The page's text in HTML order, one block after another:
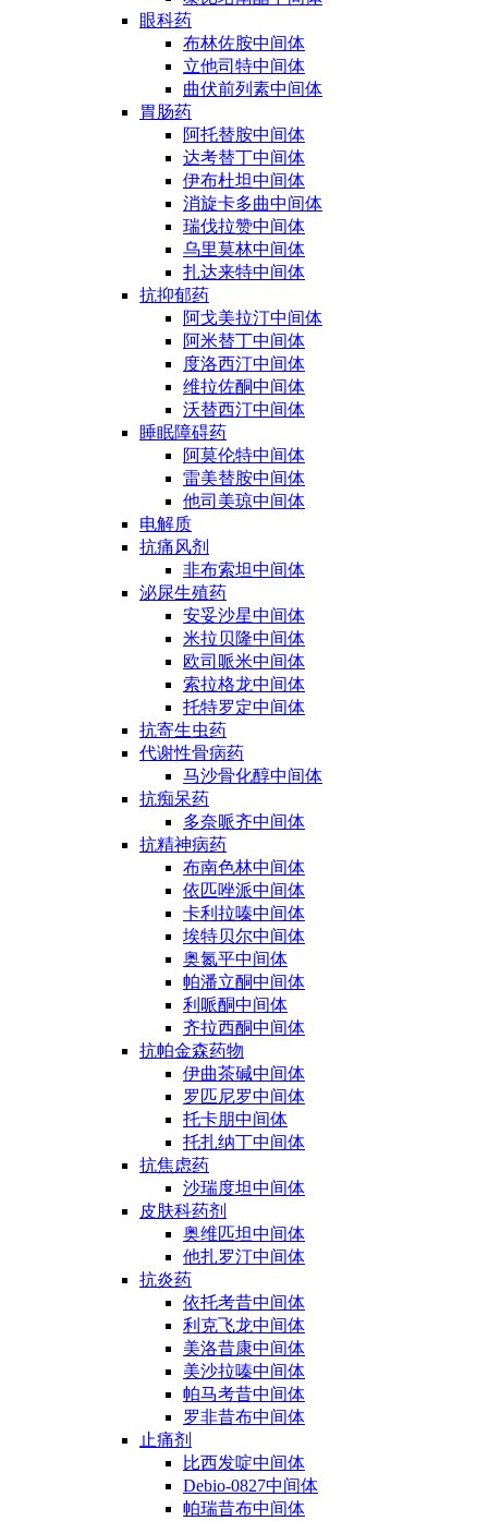
眼科药
布林佐胺中间体
立他司特中间体
曲伏前列素中间体
胃肠药
阿托替胺中间体
达考替丁中间体
伊布杜坦中间体
消旋卡多曲中间体
瑞伐拉赞中间体
乌里莫林中间体
扎达来特中间体
抗抑郁药
阿戈美拉汀中间体
阿米替丁中间体
度洛西汀中间体
维拉佐酮中间体
沃替西汀中间体
睡眠障碍药
阿莫伦特中间体
雷美替胺中间体
他司美琼中间体
电解质
抗痛风剂
非布索坦中间体
泌尿生殖药
安妥沙星中间体
米拉贝隆中间体
欧司哌米中间体
索拉格龙中间体
托特罗定中间体
抗寄生虫药
代谢性骨病药
马沙骨化醇中间体
抗痴呆药
多奈哌齐中间体
抗精神病药
布南色林中间体
依匹唑派中间体
卡利拉嗪中间体
埃特贝尔中间体
奥氮平中间体
帕潘立酮中间体
利哌酮中间体
齐拉西酮中间体
抗帕金森药物
伊曲茶碱中间体
罗匹尼罗中间体
托卡朋中间体
托扎纳丁中间体
抗焦虑药
沙瑞度坦中间体
皮肤科药剂
奥维匹坦中间体
他扎罗汀中间体
抗炎药
依托考昔中间体
利克飞龙中间体
美洛昔康中间体
美沙拉嗪中间体
帕马考昔中间体
罗非昔布中间体
止痛剂
比西发啶中间体
Debio-0827中间体
帕瑞昔布中间体